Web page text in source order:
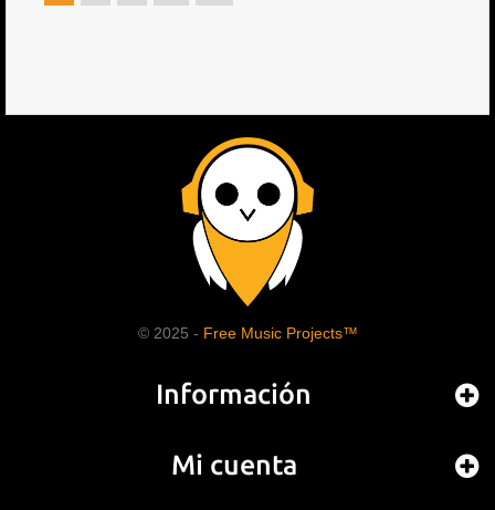
© 2025 - Free Music Projects™
Información
Mi cuenta